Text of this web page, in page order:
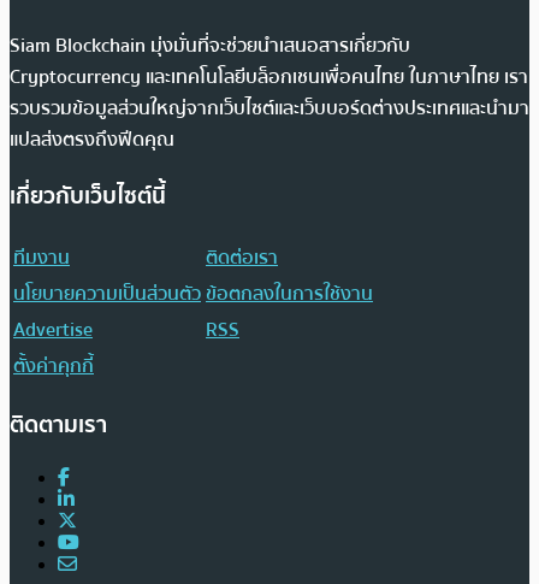
Siam Blockchain มุ่งมั่นที่จะช่วยนำเสนอสารเกี่ยวกับ
Cryptocurrency และเทคโนโลยีบล็อกเชนเพื่อคนไทย ในภาษาไทย เรา
รวบรวมข้อมูลส่วนใหญ่จากเว็บไซต์และเว็บบอร์ดต่างประเทศและนำมา
แปลส่งตรงถึงฟีดคุณ
เกี่ยวกับเว็บไซต์นี้
ทีมงาน
ติดต่อเรา
นโยบายความเป็นส่วนตัวข้อตกลงในการใช้งาน
Advertise
RSS
ตั้งค่าคุกกี้
ติดตามเรา